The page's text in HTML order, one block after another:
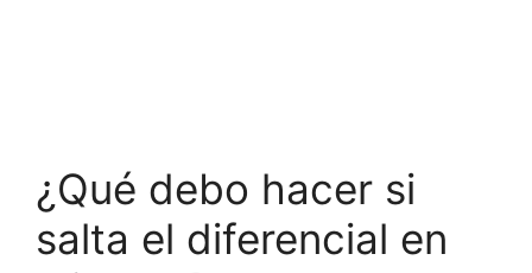
¿Qué debo hacer si
salta el diferencial en